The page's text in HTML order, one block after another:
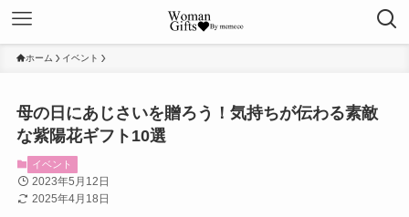
ホーム イベント
母の日にあじさいを贈ろう！気持ちが伝わる素敵
な紫陽花ギフト10選
イベント
2023年5月12日
2025年4月18日